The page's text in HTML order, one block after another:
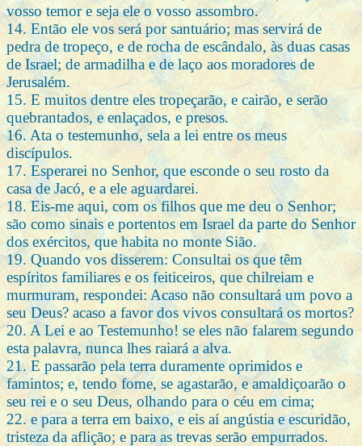
vosso temor e seja ele o vosso assombro.
14. Então ele vos será por santuário; mas servirá de
pedra de tropeço, e de rocha de escândalo, às duas casas
de Israel; de armadilha e de laço aos moradores de
Jerusalém.
15. E muitos dentre eles tropeçarão, e cairão, e serão
quebrantados, e enlaçados, e presos.
16. Ata o testemunho, sela a lei entre os meus
discípulos.
17. Esperarei no Senhor, que esconde o seu rosto da
casa de Jacó, e a ele aguardarei.
18. Eis-me aqui, com os filhos que me deu o Senhor;
são como sinais e portentos em Israel da parte do Senhor
dos exércitos, que habita no monte Sião.
19. Quando vos disserem: Consultai os que têm
espíritos familiares e os feiticeiros, que chilreiam e
murmuram, respondei: Acaso não consultará um povo a
seu Deus? acaso a favor dos vivos consultará os mortos?
20. A Lei e ao Testemunho! se eles não falarem segundo
esta palavra, nunca lhes raiará a alva.
21. E passarão pela terra duramente oprimidos e
famintos; e, tendo fome, se agastarão, e amaldiçoarão o
seu rei e o seu Deus, olhando para o céu em cima;
22. e para a terra em baixo, e eis aí angústia e escuridão,
tristeza da aflição; e para as trevas serão empurrados.